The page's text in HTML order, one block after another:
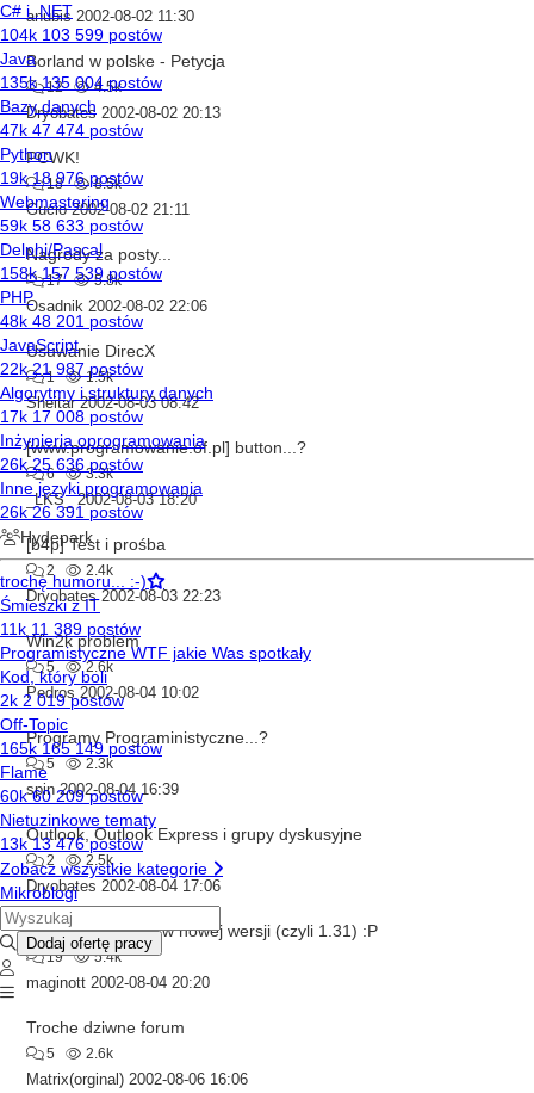
anubis 2002-08-02 11:30
Borland w polske - Petycja
12 4.5k
Dryobates 2002-08-02 20:13
PCWK!
18 8.5k
Gucio 2002-08-02 21:11
Nagrody za posty...
17 5.8k
Osadnik 2002-08-02 22:06
Usuwanie DirecX
1 1.5k
Sheitar 2002-08-03 08:42
[www.programowanie.of.pl] button...?
6 3.3k
_LKS_ 2002-08-03 18:20
[b4p] Test i prośba
2 2.4k
Dryobates 2002-08-03 22:23
Win2k problem
5 2.6k
Pedros 2002-08-04 10:02
Programy Prograministyczne...?
5 2.3k
spin 2002-08-04 16:39
Outlook, Outlook Express i grupy dyskusyjne
2 2.5k
Dryobates 2002-08-04 17:06
[b4p] Nowe błędy w nowej wersji (czyli 1.31) :P
19 5.4k
maginott 2002-08-04 20:20
Troche dziwne forum
5 2.6k
Matrix(orginal) 2002-08-06 16:06